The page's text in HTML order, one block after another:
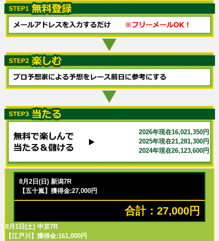
2026年現在16,021,350円
2025年現在21,281,300円
2024年現在26,123,600円
8月2日(日) 新潟7R
【五十嵐】獲得金:27,000円
合計：27,000円
8月1日(土) 中京7R
【江戸川】獲得金:161,000円